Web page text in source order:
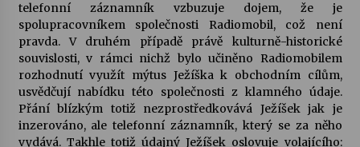
telefonní záznamník vzbuzuje dojem, že je
spolupracovníkem společnosti Radiomobil, což není
pravda. V druhém případě právě kulturně-historické
souvislosti, v rámci nichž bylo učiněno Radiomobilem
rozhodnutí využít mýtus Ježíška k obchodním cílům,
usvědčují nabídku této společnosti z klamného údaje.
Přání blízkým totiž nezprostředkovává Ježíšek jak je
inzerováno, ale telefonní záznamník, který se za něho
vydává. Takhle totiž údajný Ježíšek oslovuje volajícího: